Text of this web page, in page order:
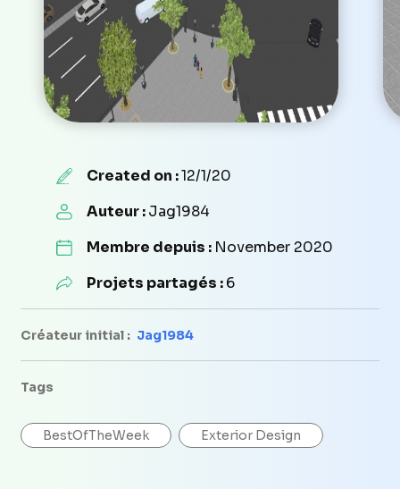
Created on :12/1/20
Auteur :Jag1984
Membre depuis : November 2020
Projets partagés :6
Créateur initial : Jag1984
Tags
BestOfTheWeek Exterior Design